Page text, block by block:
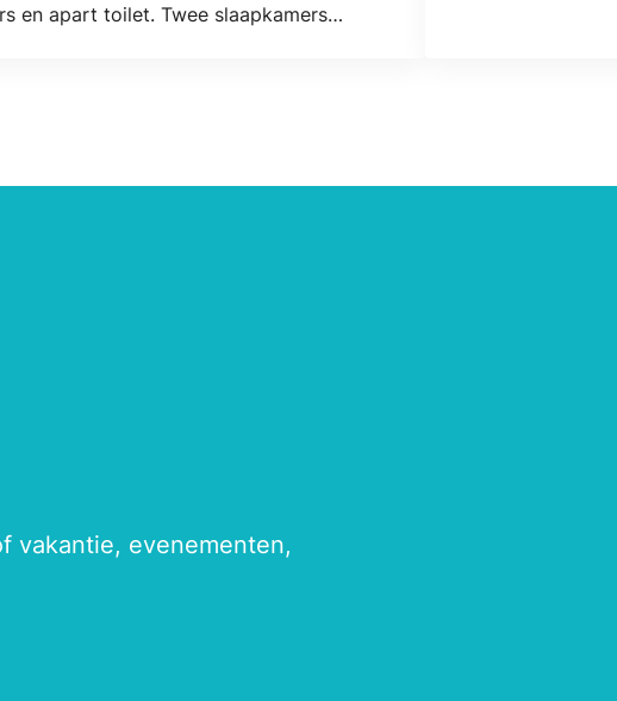
en apart toilet. Twee slaapkamers
vakantie, evenementen,